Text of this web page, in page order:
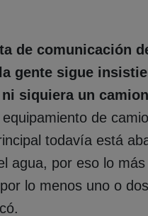
de comunicación
gente sigue
siquiera un
de
todavía está
agua, por eso lo
lo menos uno o